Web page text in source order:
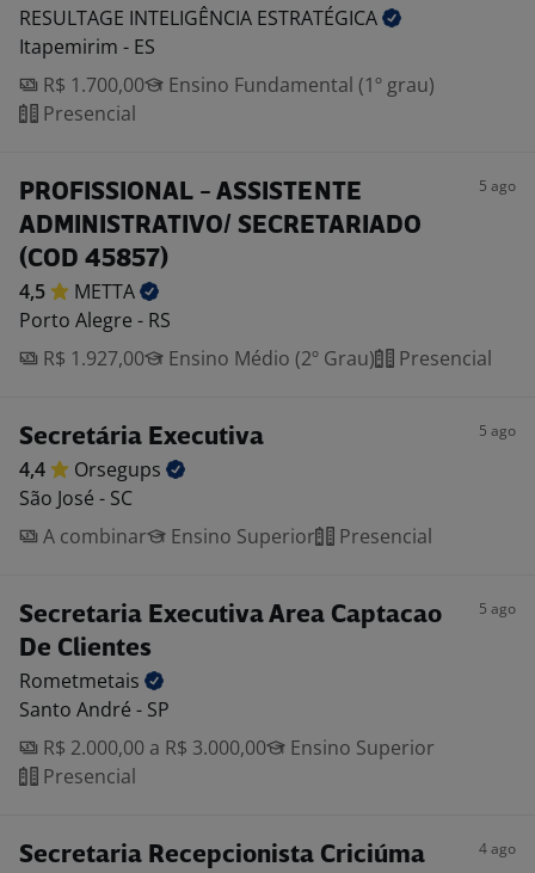
RESULTAGE INTELIGÊNCIA ESTRATÉGICA
Itapemirim - ES
R$ 1.700,00
Ensino Fundamental (1º grau)
Presencial
PROFISSIONAL - ASSISTENTE
ADMINISTRATIVO/ SECRETARIADO
(COD 45857)
5 ago
4,5
METTA
Porto Alegre - RS
R$ 1.927,00
Ensino Médio (2º Grau) Presencial
Secretária Executiva 5 ago
4,4
Orsegups
São José - SC
A combinar
Ensino Superior Presencial
Secretaria Executiva Area Captacao
De Clientes
5 ago
Rometmetais
Santo André - SP
R$ 2.000,00 a R$ 3.000,00
Ensino Superior
Presencial
Secretaria Recepcionista Criciúma 4 ago